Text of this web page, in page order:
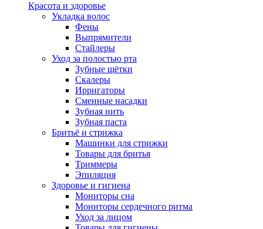
Красота и здоровье
Укладка волос
Фены
Выпрямители
Стайлеры
Уход за полостью рта
Зубные щётки
Скалеры
Ирригаторы
Сменные насадки
Зубная нить
Зубная паста
Бритьё и стрижка
Машинки для стрижки
Товары для бритья
Триммеры
Эпиляция
Здоровье и гигиена
Мониторы сна
Мониторы сердечного ритма
Уход за лицом